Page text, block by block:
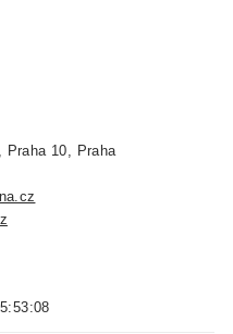
Praha 10, Praha